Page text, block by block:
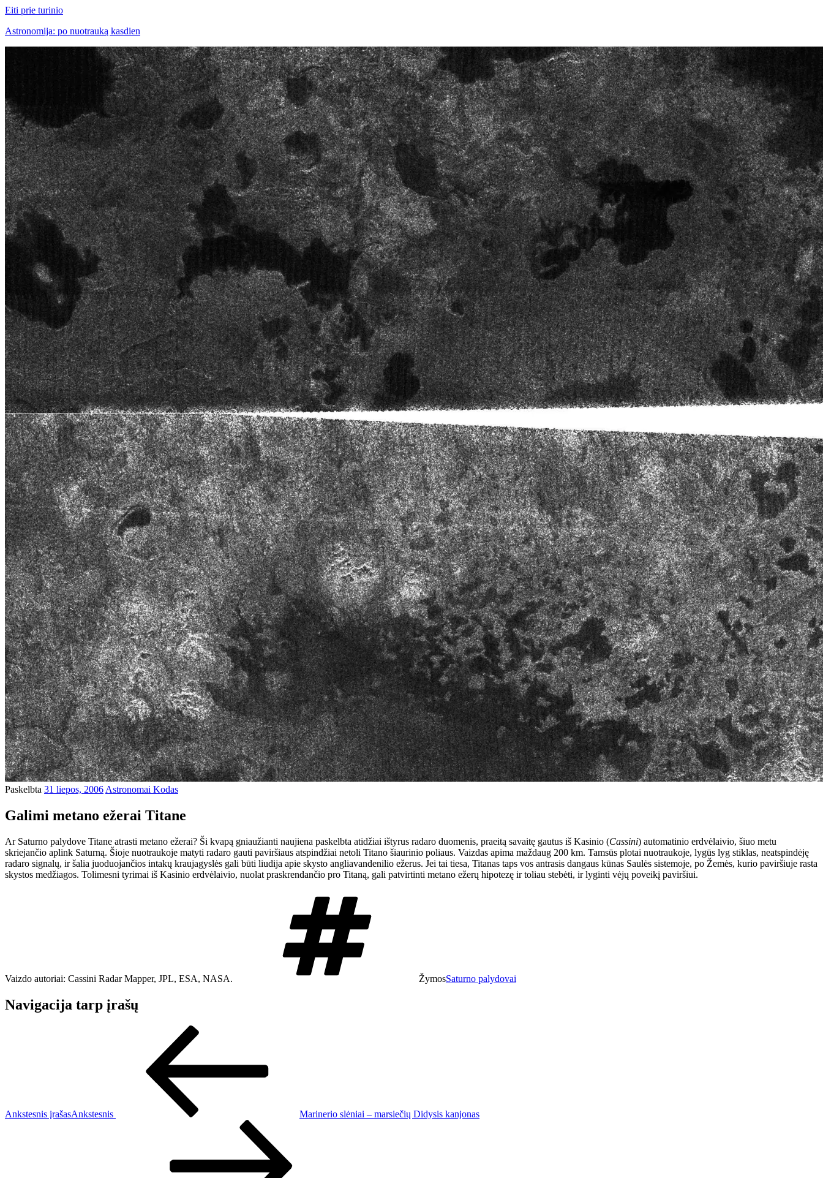
Eiti prie turinio
Astronomija: po nuotrauką kasdien
Paskelbta 31 liepos, 2006 Astronomai Kodas
Galimi metano ežerai Titane
Ar Saturno palydove Titane atrasti metano ežerai? Ši kvapą gniaužianti naujiena paskelbta atidžiai ištyrus radaro duomenis, praeitą savaitę gautus iš Kasinio (Cassini) automatinio erdvėlaivio, šiuo metu
skriejančio aplink Saturną. Šioje nuotraukoje matyti radaro gauti paviršiaus atspindžiai netoli Titano šiaurinio poliaus. Vaizdas apima maždaug 200 km. Tamsūs plotai nuotraukoje, lygūs lyg stiklas, neatspindėję
radaro signalų, ir šalia juoduojančios intakų kraujagyslės gali būti liudija apie skysto angliavandenilio ežerus. Jei tai tiesa, Titanas taps vos antrasis dangaus kūnas Saulės sistemoje, po Žemės, kurio paviršiuje rasta
skystos medžiagos. Tolimesni tyrimai iš Kasinio erdvėlaivio, nuolat praskrendančio pro Titaną, gali patvirtinti metano ežerų hipotezę ir toliau stebėti, ir lyginti vėjų poveikį paviršiui.
Vaizdo autoriai: Cassini Radar Mapper, JPL, ESA, NASA. ŽymosSaturno palydovai
Navigacija tarp įrašų
Ankstesnis įrašasAnkstesnis Marinerio slėniai – marsiečių Didysis kanjonas